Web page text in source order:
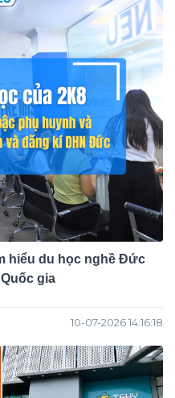
hiểu du học nghề Đức
gia
10-07-2026 14:16:18